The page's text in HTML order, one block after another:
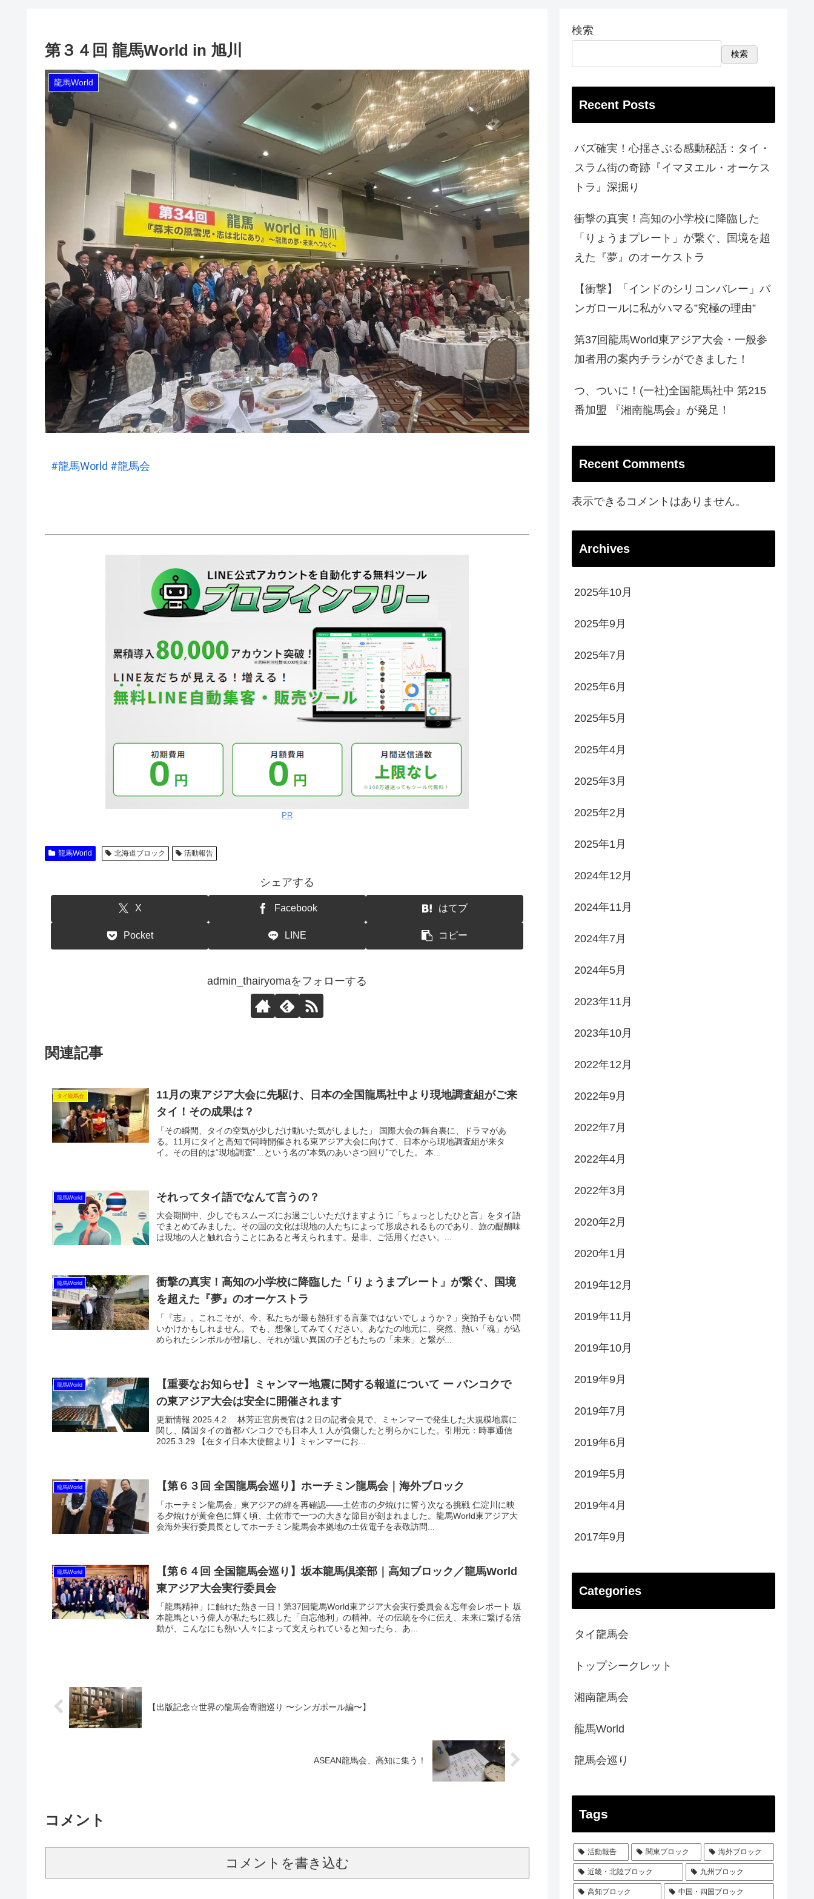
第３４回 龍馬World in 旭川
龍馬World
#龍馬World #龍馬会
PR
龍馬World 北海道ブロック 活動報告
シェアする
X Facebook はてブ
Pocket LINE コピー
admin_thairyomaをフォローする
関連記事
タイ龍馬会
11月の東アジア大会に先駆け、日本の全国龍馬社中より現地調査組がご来
タイ！その成果は？
「その瞬間、タイの空気が少しだけ動いた気がしました」 国際大会の舞台裏に、ドラマがあ
る。11月にタイと高知で同時開催される東アジア大会に向けて、日本から現地調査組が来タ
イ。その目的は“現地調査”…という名の“本気のあいさつ回り”でした。 本...
龍馬World それってタイ語でなんて言うの？
大会期間中、少しでもスムーズにお過ごしいただけますように「ちょっとしたひと言」をタイ語
でまとめてみました。その国の文化は現地の人たちによって形成されるものであり、旅の醍醐味
は現地の人と触れ合うことにあると考えられます。是非、ご活用ください。...
龍馬World
衝撃の真実！高知の小学校に降臨した「りょうまプレート」が繋ぐ、国境
を超えた『夢』のオーケストラ
「『志』。これこそが、今、私たちが最も熱狂する言葉ではないでしょうか？」突拍子もない問
いかけかもしれません。でも、想像してみてください。あなたの地元に、突然、熱い「魂」が込
められたシンボルが登場し、それが遠い異国の子どもたちの「未来」と繋が...
龍馬World
【重要なお知らせ】ミャンマー地震に関する報道について ー バンコクで
の東アジア大会は安全に開催されます
更新情報 2025.4.2 林芳正官房長官は２日の記者会見で、ミャンマーで発生した大規模地震に
関し、隣国タイの首都バンコクでも日本人１人が負傷したと明らかにした。引用元：時事通信
2025.3.29 【在タイ日本大使館より】ミャンマーにお...
龍馬World 【第６３回 全国龍馬会巡り】ホーチミン龍馬会｜海外ブロック
「ホーチミン龍馬会」東アジアの絆を再確認――土佐市の夕焼けに誓う次なる挑戦 仁淀川に映
る夕焼けが黄金色に輝く頃、土佐市で一つの大きな節目が刻まれました。龍馬World東アジア大
会海外実行委員長としてホーチミン龍馬会本拠地の土佐電子を表敬訪問...
龍馬World
【第６４回 全国龍馬会巡り】坂本龍馬倶楽部｜高知ブロック／龍馬World
東アジア大会実行委員会
「龍馬精神」に触れた熱き一日！第37回龍馬World東アジア大会実行委員会＆忘年会レポート 坂
本龍馬という偉人が私たちに残した「自忘他利」の精神。その伝統を今に伝え、未来に繋げる活
動が、こんなにも熱い人々によって支えられていると知ったら、あ...
【出版記念☆世界の龍馬会寄贈巡り 〜シンガポール編〜】
ASEAN龍馬会、高知に集う！
コメント
コメントを書き込む
検索
検索
Recent Posts
バズ確実！心揺さぶる感動秘話：タイ・
スラム街の奇跡『イマヌエル・オーケス
トラ』深掘り
衝撃の真実！高知の小学校に降臨した
「りょうまプレート」が繋ぐ、国境を超
えた『夢』のオーケストラ
【衝撃】「インドのシリコンバレー」バ
ンガロールに私がハマる”究極の理由”
第37回龍馬World東アジア大会・一般参
加者用の案内チラシができました！
つ、ついに！(一社)全国龍馬社中 第215
番加盟 『湘南龍馬会』が発足！
Recent Comments
表示できるコメントはありません。
Archives
2025年10月
2025年9月
2025年7月
2025年6月
2025年5月
2025年4月
2025年3月
2025年2月
2025年1月
2024年12月
2024年11月
2024年7月
2024年5月
2023年11月
2023年10月
2022年12月
2022年9月
2022年7月
2022年4月
2022年3月
2020年2月
2020年1月
2019年12月
2019年11月
2019年10月
2019年9月
2019年7月
2019年6月
2019年5月
2019年4月
2017年9月
Categories
タイ龍馬会
トップシークレット
湘南龍馬会
龍馬World
龍馬会巡り
Tags
活動報告 関東ブロック 海外ブロック
近畿・北陸ブロック 九州ブロック
高知ブロック 中国・四国ブロック